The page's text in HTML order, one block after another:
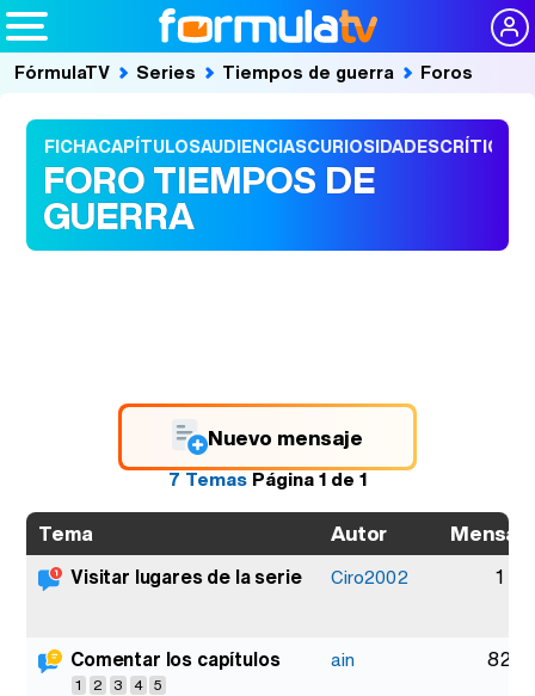
FórmulaTV Series Tiempos de guerra Foros
FICHACAPÍTULOSAUDIENCIASCURIOSIDADESCRÍTICAS
FORO TIEMPOS DE
GUERRA
Nuevo mensaje
7 TemasPágina1de1
Tema Autor
Visitar lugares de la serie Ciro2002 1
Comentar los capítulos
1 2 3 4 5
ain 82